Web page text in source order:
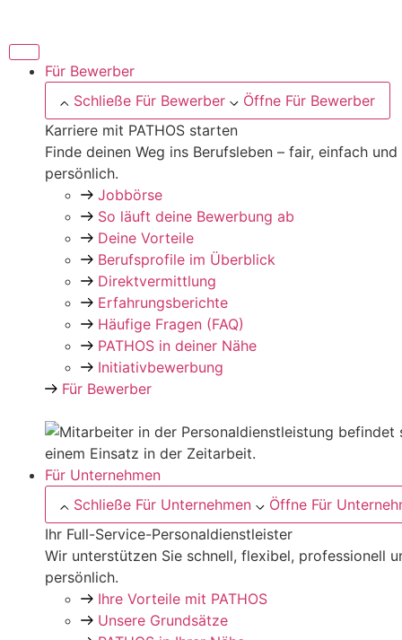
springen
Für Bewerber
Schließe Für Bewerber
Öffne Für Bewerber
Karriere mit PATHOS starten
Finde deinen Weg ins Berufsleben – fair, einfach und
persönlich.
Jobbörse
So läuft deine Bewerbung ab
Deine Vorteile
Berufsprofile im Überblick
Direktvermittlung
Erfahrungsberichte
Häufige Fragen (FAQ)
PATHOS in deiner Nähe
Initiativbewerbung
Für Bewerber
Für Unternehmen
Schließe Für Unternehmen
Öffne Für
Ihr Full-Service-Personaldienstleister
Wir unterstützen Sie schnell, flexibel, professionell
persönlich.
Ihre Vorteile mit PATHOS
Unsere Grundsätze